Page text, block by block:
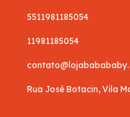
5511981185054
11981185054
Rua José Botacin, Vila